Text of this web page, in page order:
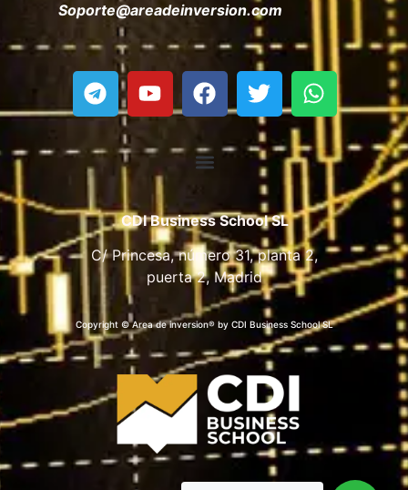
Soporte@areadeinversion.com
CDI Business School SL
C/ Princesa, número 31, planta 2,
puerta 2, Madrid
Copyright © Area de inversion® by CDI Business School SL